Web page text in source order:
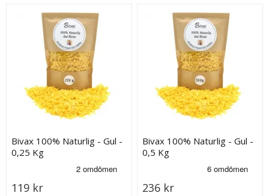
Bivax 100% Naturlig - Gul -
0,25 Kg
119 kr
Bivax 100% Naturlig - Gul -
0,5 Kg
236 kr